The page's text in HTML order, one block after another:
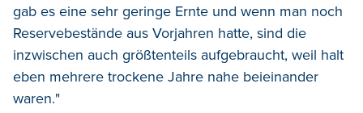
gab es eine sehr geringe Ernte und wenn man noch
Reservebestände aus Vorjahren hatte, sind die
inzwischen auch größtenteils aufgebraucht, weil halt
eben mehrere trockene Jahre nahe beieinander
waren."